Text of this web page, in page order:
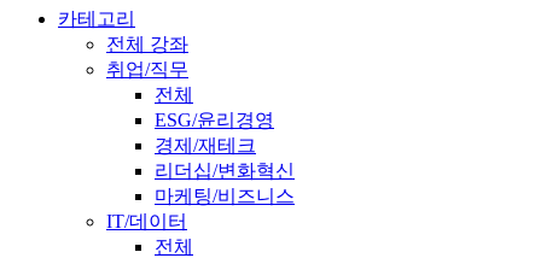
카테고리
전체 강좌
취업/직무
전체
ESG/윤리경영
경제/재테크
리더십/변화혁신
마케팅/비즈니스
IT/데이터
전체